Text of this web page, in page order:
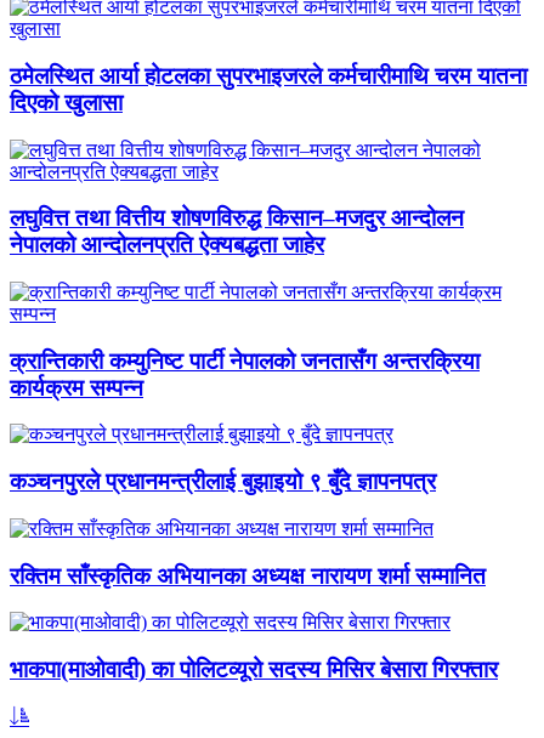
ठमेलस्थित आर्या होटलका सुपरभाइजरले कर्मचारीमाथि चरम यातना
दिएको खुलासा
लघुवित्त तथा वित्तीय शोषणविरुद्ध किसान–मजदुर आन्दोलन
नेपालको आन्दोलनप्रति ऐक्यबद्धता जाहेर
क्रान्तिकारी कम्युनिष्ट पार्टी नेपालको जनतासँग अन्तरक्रिया
कार्यक्रम सम्पन्न
कञ्चनपुरले प्रधानमन्त्रीलाई बुझाइयो ९ बुँदे ज्ञापनपत्र
रक्तिम साँस्कृतिक अभियानका अध्यक्ष नारायण शर्मा सम्मानित
भाकपा(माओवादी) का पोलिटव्यूरो सदस्य मिसिर बेसारा गिरफ्तार